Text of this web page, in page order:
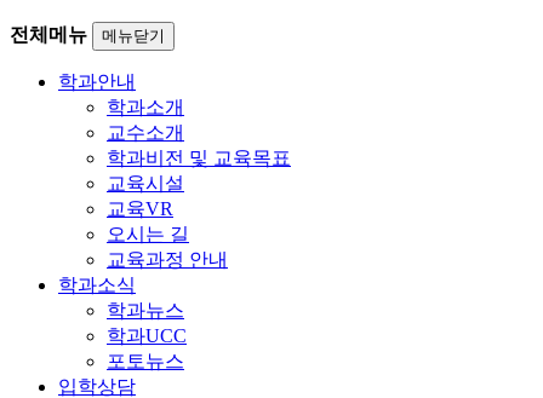
전체메뉴 메뉴닫기
학과안내
학과소개
교수소개
학과비전 및 교육목표
교육시설
교육VR
오시는 길
교육과정 안내
학과소식
학과뉴스
학과UCC
포토뉴스
입학상담